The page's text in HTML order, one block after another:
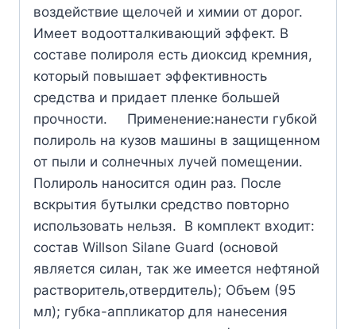
воздействие щелочей и химии от дорог.
Имеет водоотталкивающий эффект. В
составе полироля есть диоксид кремния,
который повышает эффективность
средства и придает пленке большей
прочности. Применение:нанести губкой
полироль на кузов машины в защищенном
от пыли и солнечных лучей помещении.
Полироль наносится один раз. После
вскрытия бутылки средство повторно
использовать нельзя. В комплект входит:
состав Willson Silane Guard (основой
является силан, так же имеется нефтяной
растворитель,отвердитель); Объем (95
мл); губка-аппликатор для нанесения